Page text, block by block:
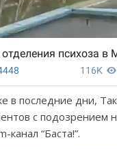
в последние дни,
с подозрением
“Баста!”.